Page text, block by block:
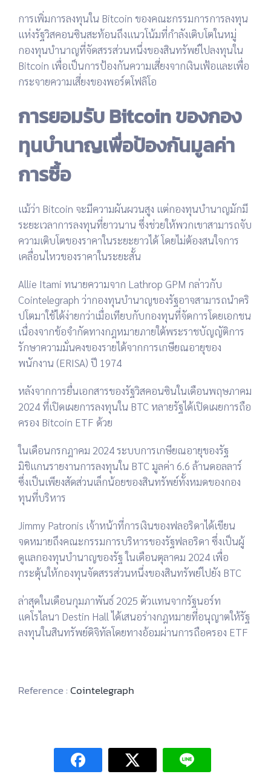
การเพิ่มการลงทุนใน Bitcoin ของคณะกรรมการการลงทุน
แห่งรัฐวิสคอนซินสะท้อนถึงแนวโน้มที่กำลังเติบโตในหมู่
กองทุนบำนาญที่จัดสรรส่วนหนึ่งของสินทรัพย์ไปลงทุนใน
Bitcoin เพื่อเป็นการป้องกันความเสี่ยงจากเงินเฟ้อและเพื่อ
กระจายความเสี่ยงของพอร์ตโฟลิโอ
การยอมรับ Bitcoin ของกอง
ทุนบำนาญเพื่อป้องกันมูลค่า
การซื้อ
แม้ว่า Bitcoin จะมีความผันผวนสูง แต่กองทุนบำนาญมักมี
ระยะเวลาการลงทุนที่ยาวนาน ซึ่งช่วยให้พวกเขาสามารถจับ
ความเติบโตของราคาในระยะยาวได้ โดยไม่ต้องสนใจการ
เคลื่อนไหวของราคาในระยะสั้น
Allie Itami ทนายความจาก Lathrop GPM กล่าวกับ
Cointelegraph ว่ากองทุนบำนาญของรัฐอาจสามารถนำคริ
ปโตมาใช้ได้ง่ายกว่าเมื่อเทียบกับกองทุนที่จัดการโดยเอกชน
เนื่องจากข้อจำกัดทางกฎหมายภายใต้พระราชบัญญัติการ
รักษาความมั่นคงของรายได้จากการเกษียณอายุของ
พนักงาน (ERISA) ปี 1974
หลังจากการยื่นเอกสารของรัฐวิสคอนซินในเดือนพฤษภาคม
2024 ที่เปิดเผยการลงทุนใน BTC หลายรัฐได้เปิดเผยการถือ
ครอง Bitcoin ETF ด้วย
ในเดือนกรกฎาคม 2024 ระบบการเกษียณอายุของรัฐ
มิชิแกนรายงานการลงทุนใน BTC มูลค่า 6.6 ล้านดอลลาร์
ซึ่งเป็นเพียงสัดส่วนเล็กน้อยของสินทรัพย์ทั้งหมดของกอง
ทุนที่บริหาร
Jimmy Patronis เจ้าหน้าที่การเงินของฟลอริดาได้เขียน
จดหมายถึงคณะกรรมการบริหารของรัฐฟลอริดา ซึ่งเป็นผู้
ดูแลกองทุนบำนาญของรัฐ ในเดือนตุลาคม 2024 เพื่อ
กระตุ้นให้กองทุนจัดสรรส่วนหนึ่งของสินทรัพย์ไปยัง BTC
ล่าสุดในเดือนกุมภาพันธ์ 2025 ตัวแทนจากรัฐนอร์ท
แคโรไลนา Destin Hall ได้เสนอร่างกฎหมายที่อนุญาตให้รัฐ
ลงทุนในสินทรัพย์ดิจิทัลโดยทางอ้อมผ่านการถือครอง ETF
Reference :Cointelegraph